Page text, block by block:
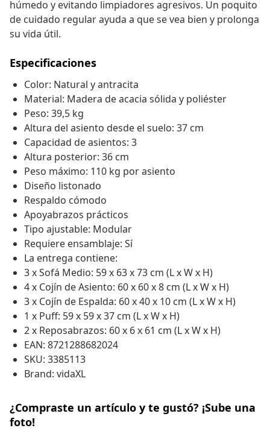
húmedo y evitando limpiadores agresivos. Un poquito
de cuidado regular ayuda a que se vea bien y prolonga
su vida útil.
Especificaciones
Color: Natural y antracita
Material: Madera de acacia sólida y poliéster
Peso: 39,5 kg
Altura del asiento desde el suelo: 37 cm
Capacidad de asientos: 3
Altura posterior: 36 cm
Peso máximo: 110 kg por asiento
Diseño listonado
Respaldo cómodo
Apoyabrazos prácticos
Tipo ajustable: Modular
Requiere ensamblaje: Sí
La entrega contiene:
3 x Sofá Medio: 59 x 63 x 73 cm (L x W x H)
4 x Cojín de Asiento: 60 x 60 x 8 cm (L x W x H)
3 x Cojín de Espalda: 60 x 40 x 10 cm (L x W x H)
1 x Puff: 59 x 59 x 37 cm (L x W x H)
2 x Reposabrazos: 60 x 6 x 61 cm (L x W x H)
EAN: 8721288682024
SKU: 3385113
Brand: vidaXL
¿Compraste un artículo y te gustó? ¡Sube una
foto!